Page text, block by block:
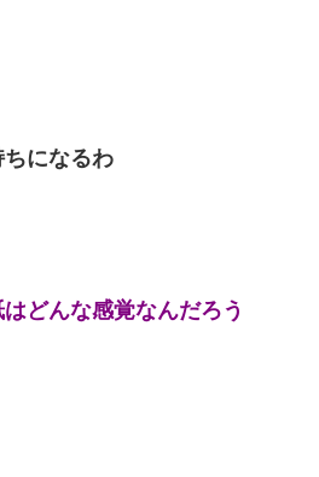
になるわ
どんな感覚なんだろう